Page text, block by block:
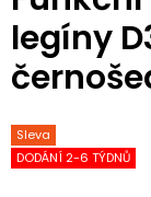
legíny
Sleva
DODÁNÍ 2-6 TÝDNŮ